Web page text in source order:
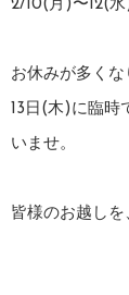
2/10(月)〜12(
お休みが多くな
13日(木)に臨時
いませ。
皆様のお越しを